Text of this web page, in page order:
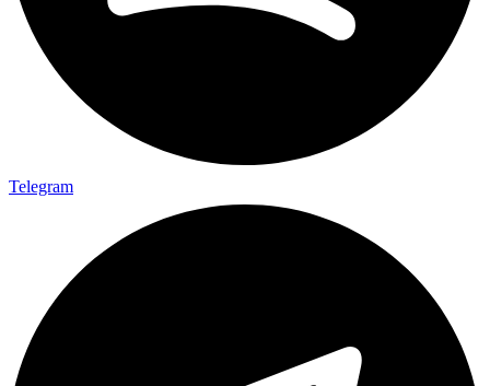
Telegram